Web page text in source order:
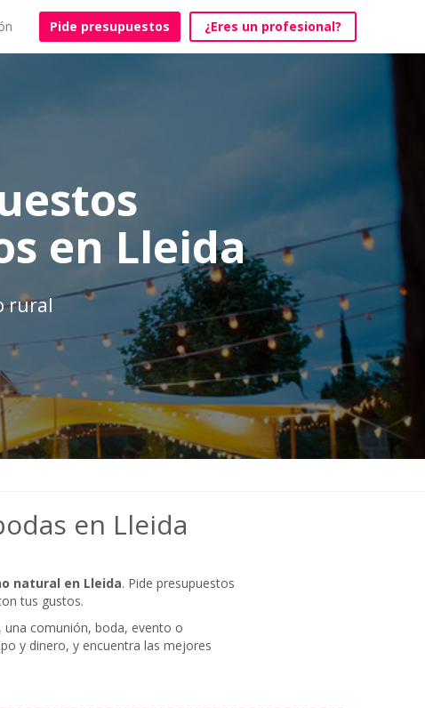
Pide presupuestos ¿Eres un profesional?
en Lleida
rural
en Lleida
natural en Lleida. Pide presupuestos
tus gustos.
una comunión, boda, evento o
y dinero, y encuentra las mejores